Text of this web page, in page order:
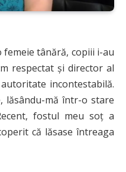
femeie tânără, copiii i-au
respectat și director al
incontestabilă.
lăsându-mă într-o stare
fostul meu soț a
că lăsase întreaga